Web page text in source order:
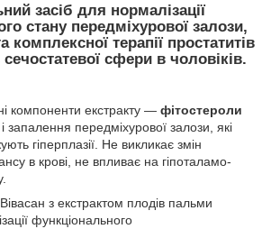
засіб для нормалізації
стану передміхурової залози,
комплексної терапії простатитів
сфери в чоловіків.
компоненти екстракту — фітостероли
передміхурової залози, які
гіперплазії. Не викликає змін
в крові, не впливає на гіпоталамо-
з екстрактом плодів пальми
функціонального